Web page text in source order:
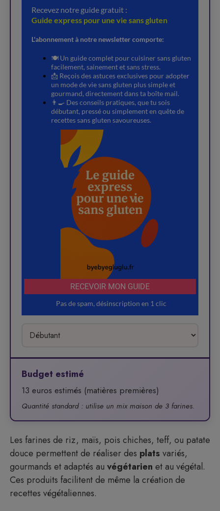
Budget estimé
13 euros estimés (matières premières)
Quantité standard : utilise un mix maison de 3 farines.
Les farines de riz, maïs, pois chiches, teff, ou patate
douce permettent de réaliser des plats variés,
gourmands et adaptés au végétarien et au végétal.
Ces produits facilitent de même la création de
recettes végétaliennes.